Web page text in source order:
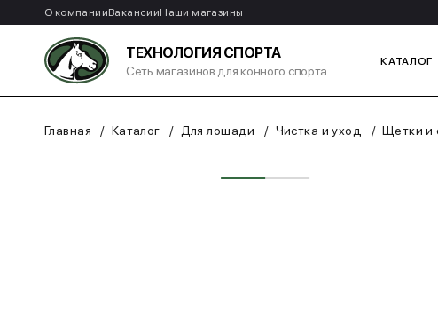
О компанииВакансииНаши магазины
ТЕХНОЛОГИЯ СПОРТА
Сеть магазинов для конного спорта
КАТАЛОГ
Главная Каталог Для лошади Чистка и уход Щетки и